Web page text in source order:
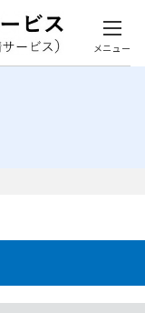
メニュー